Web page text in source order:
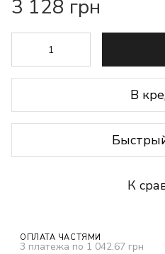
3 128 грн
В
К
ОПЛАТА ЧАСТЯМИ
3 платежа по 1 042.67 грн